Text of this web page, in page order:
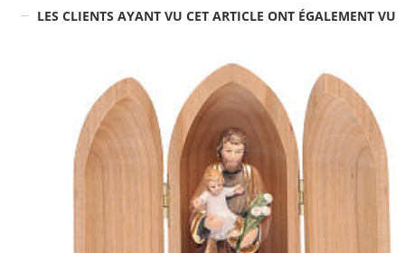
LES CLIENTS AYANT VU CET ARTICLE ONT ÉGALEMENT VU